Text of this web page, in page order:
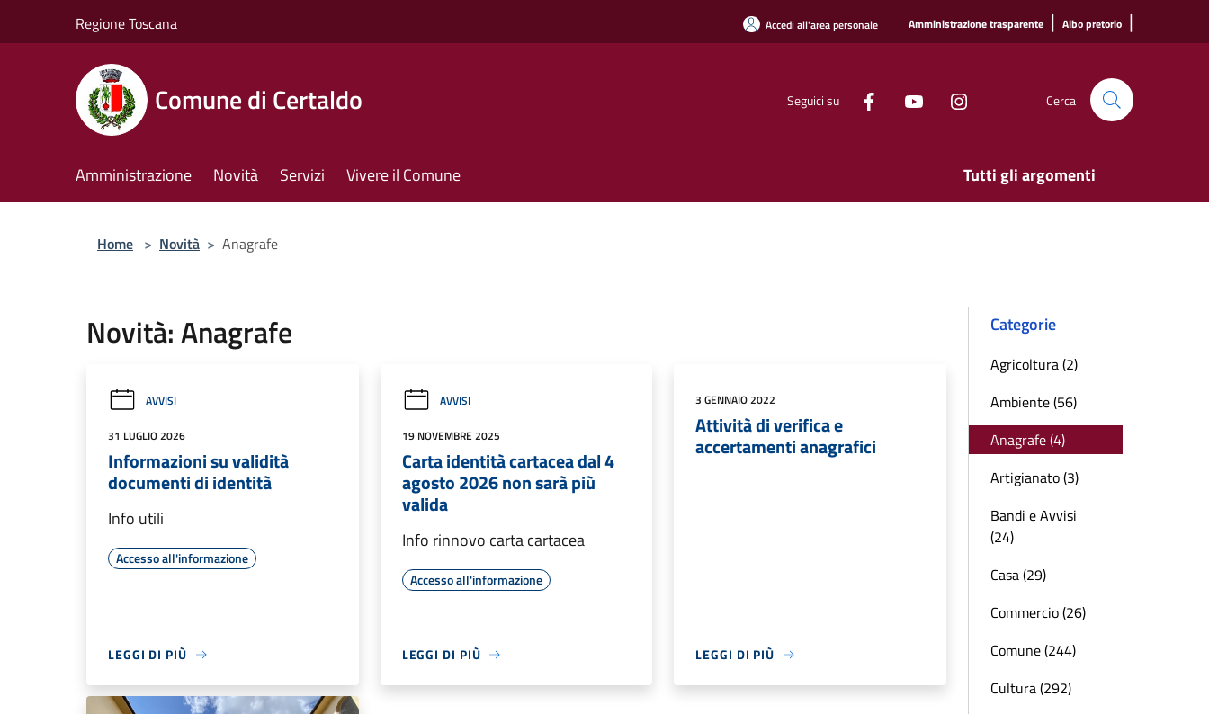
Regione Toscana Accedi all'area personale Amministrazione trasparente | Albo pretorio |
Comune di Certaldo Seguici su Cerca
Amministrazione Novità Servizi Vivere il Comune Tutti gli argomenti
Home > Novità > Anagrafe
Novità: Anagrafe
AVVISI
31 LUGLIO 2026
Informazioni su validità
documenti di identità
Info utili
Accesso all'informazione
LEGGI DI PIÙ
AVVISI
19 NOVEMBRE 2025
Carta identità cartacea dal 4
agosto 2026 non sarà più
valida
Info rinnovo carta cartacea
Accesso all'informazione
LEGGI DI PIÙ
3 GENNAIO 2022
Attività di verifica e
accertamenti anagrafici
LEGGI DI PIÙ
Categorie
Agricoltura (2)
Ambiente (56)
Anagrafe (4)
Artigianato (3)
Bandi e Avvisi
(24)
Casa (29)
Commercio (26)
Comune (244)
Cultura (292)